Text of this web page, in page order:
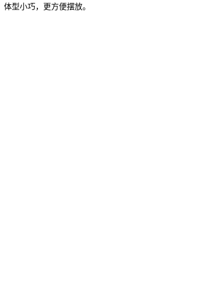
体型小巧，更方便摆放。